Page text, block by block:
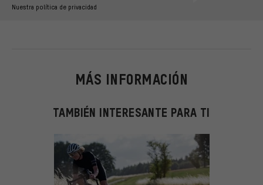
Nuestra política de privacidad
MÁS INFORMACIÓN
TAMBIÉN INTERESANTE PARA TI